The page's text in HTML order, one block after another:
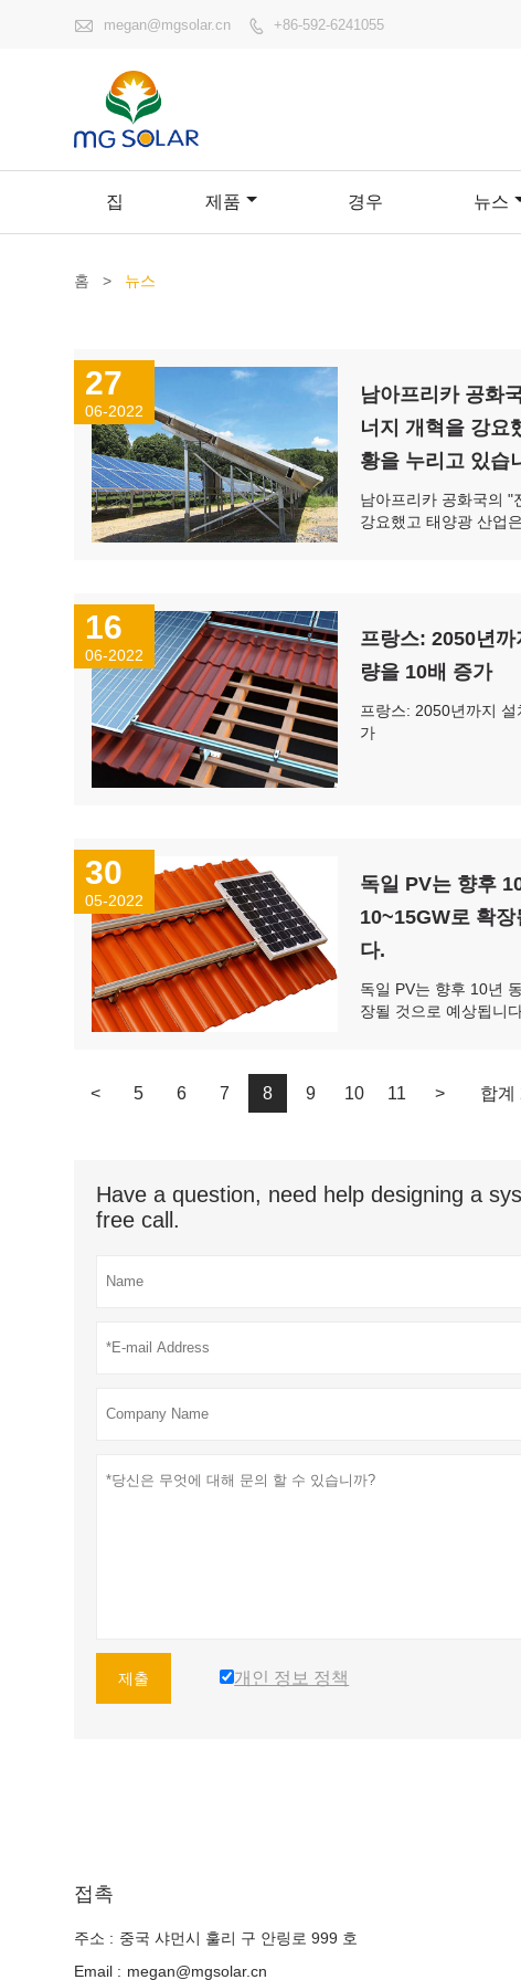
 megan@mgsolar.cn  +86-592-6241055
집 제품 경우 뉴스
홈 > 뉴스
남아프리카 공화
너지 개혁을 강요
황을 누리고 있습
남아프리카 공화국의 "
강요했고 태양광 산업
27
06-2022
프랑스: 2050년
량을 10배 증가
프랑스: 2050년까지
가
16
06-2022
독일 PV는 향후
10~15GW로 확장
다.
독일 PV는 향후 10년
장될 것으로 예상됩니
30
05-2022
< 5 6 7 8 9 10 11 > 합계
Have a question, need help designing a
free call.
제출 개인 정보 정책
접촉
주소 : 중국 샤먼시 훌리 구 안링로 999 호
Email : megan@mgsolar.cn